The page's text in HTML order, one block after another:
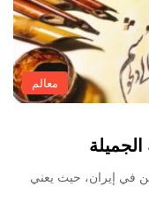
معالم
الجميلة
في إيران، حيث يعني